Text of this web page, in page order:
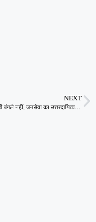
NEXT
सरकारी बंगले नहीं, जनसेवा का उत्तरदायित्व चाहिए: सुविधा नहीं, सुचिता की मांग